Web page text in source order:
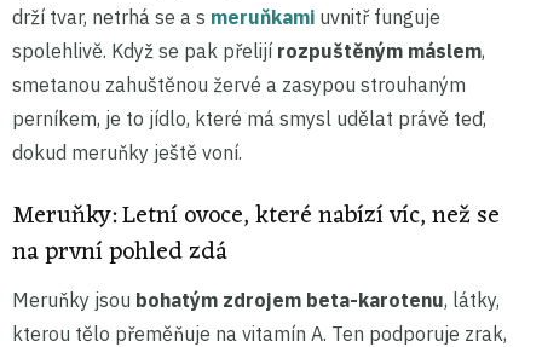
drží tvar, netrhá se a s meruňkami uvnitř funguje
spolehlivě. Když se pak přelijí rozpuštěným máslem,
smetanou zahuštěnou žervé a zasypou strouhaným
perníkem, je to jídlo, které má smysl udělat právě teď,
dokud meruňky ještě voní.
Meruňky: Letní ovoce, které nabízí víc, než se
na první pohled zdá
Meruňky jsou bohatým zdrojem beta-karotenu, látky,
kterou tělo přeměňuje na vitamín A. Ten podporuje zrak,